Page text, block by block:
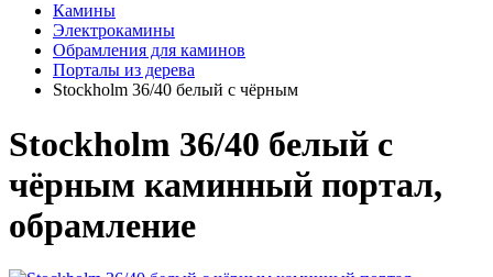
Камины
Электрокамины
Обрамления для каминов
Порталы из дерева
Stockholm 36/40 белый с чёрным
Stockholm 36/40 белый с
чёрным каминный портал,
обрамление